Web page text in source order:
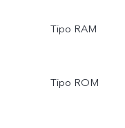
Tipo RAM
Tipo ROM